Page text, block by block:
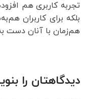
تجربه کاربری هم
بلکه برای کاربران
هم‌زمان با آنان دست
دیدگاهتان را